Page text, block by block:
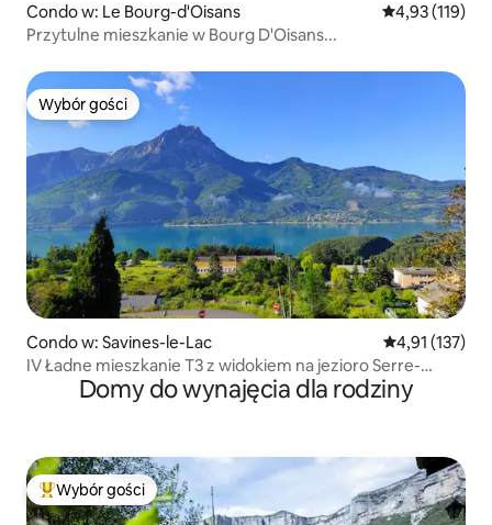
Condo w: Le Bourg-d'Oisans Średnia
4,93 (119)
Przytulne mieszkanie w Bourg D'Oisans...
Wybór gości
Wybór gości
Condo w: Savines-le-Lac Średnia
4,91 (137)
IV Ładne mieszkanie T3 z widokiem na jezioro Serre-
PonçonDomy do wynajęcia dla rodziny
Najpopularniejsze z kategorii Wybór gości
Wybór gości